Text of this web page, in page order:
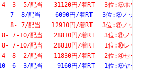
4- 3- 5/配当   31120円/着RT　 3位:⑤ホウ
]：　 7- 8/配当    6090円/着RT　
]：　 8- 7/配当   12910円/着RT　
]: 8- 7-10/配当   28810円/着RT　
]: 8- 7-10/配当   28810円/着RT　 1
]: 4- 8- 2/配当   11830円/着RT　 2
]:10- 6- 3/配当    9160円/着RT